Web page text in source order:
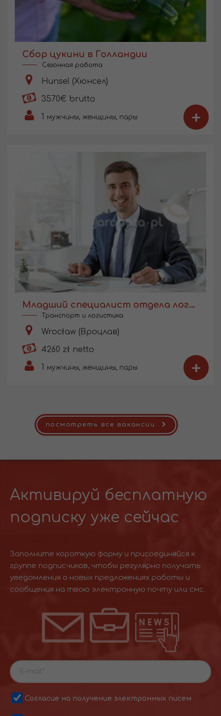
Сбор цукини в Голландии
Сезонная работа
Hunsel (Хюнсел)
3570€ brutto
1 мужчины, женщины, пары +
Младший специалист отдела логистики
Транспорт и логистика
Wrocław (Вроцлав)
4260 zł netto
1 мужчины, женщины, пары +
посмотреть все вакансии
Активируй бесплатную
подписку уже сейчас
Заполните короткую форму и присоединяйся к
группе подписчиков, чтобы регулярно получать
уведомления о новых предложениях работы и
сообщения на твою электронную почту или смс.
Согласие на получение электронных писем